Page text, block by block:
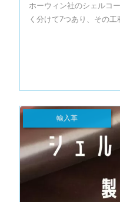
ホーウィン社のシェルコ
く分けて7つあり、その工
輸入革